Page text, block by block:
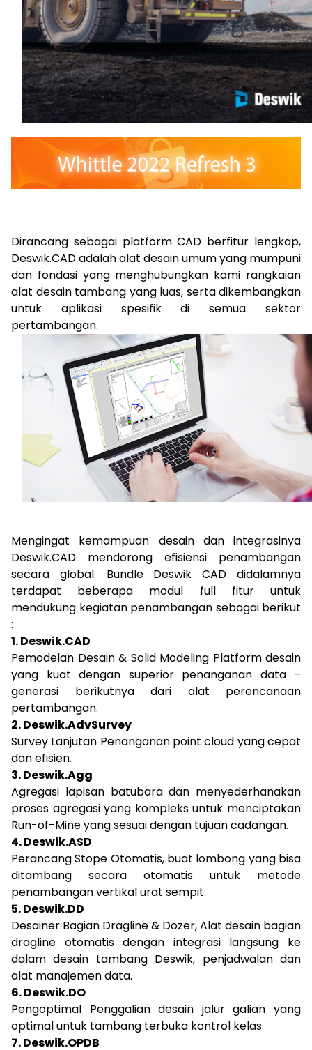
Dirancang sebagai platform CAD berfitur lengkap,
Deswik.CAD adalah alat desain umum yang mumpuni
dan fondasi yang menghubungkan kami rangkaian
alat desain tambang yang luas, serta dikembangkan
untuk aplikasi spesifik di semua sektor
pertambangan.
Mengingat kemampuan desain dan integrasinya
Deswik.CAD mendorong efisiensi penambangan
secara global. Bundle Deswik CAD didalamnya
terdapat beberapa modul full fitur untuk
mendukung kegiatan penambangan sebagai berikut
:
1. Deswik.CAD
Pemodelan Desain & Solid Modeling Platform desain
yang kuat dengan superior penanganan data –
generasi berikutnya dari alat perencanaan
pertambangan.
2. Deswik.AdvSurvey
Survey Lanjutan Penanganan point cloud yang cepat
dan efisien.
3. Deswik.Agg
Agregasi lapisan batubara dan menyederhanakan
proses agregasi yang kompleks untuk menciptakan
Run-of-Mine yang sesuai dengan tujuan cadangan.
4. Deswik.ASD
Perancang Stope Otomatis, buat lombong yang bisa
ditambang secara otomatis untuk metode
penambangan vertikal urat sempit.
5. Deswik.DD
Desainer Bagian Dragline & Dozer, Alat desain bagian
dragline otomatis dengan integrasi langsung ke
dalam desain tambang Deswik, penjadwalan dan
alat manajemen data.
6. Deswik.DO
Pengoptimal Penggalian desain jalur galian yang
optimal untuk tambang terbuka kontrol kelas.
7. Deswik.OPDB